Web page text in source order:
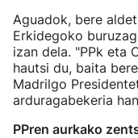
Aguadok, bere
Erkidegoko
izan dela. "PPk eta
hautsi du, baita
Madrilgo
arduragabekeria
PPren aurkako